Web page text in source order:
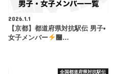
2026.1.1
【京都】都道府県対抗駅伝 男子•
女子メンバー
࿠…
全国都道府県対抗駅伝